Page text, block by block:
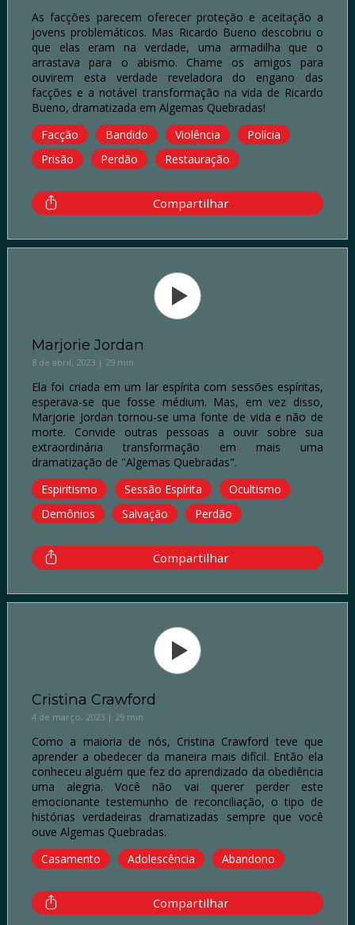
As facções parecem oferecer proteção e aceitação a
jovens problemáticos. Mas Ricardo Bueno descobriu o
que elas eram na verdade, uma armadilha que o
arrastava para o abismo. Chame os amigos para
ouvirem esta verdade reveladora do engano das
facções e a notável transformação na vida de Ricardo
Bueno, dramatizada em Algemas Quebradas!
Facção
Bandido Violência
Polícia
Prisão
Perdão Restauração
Compartilhar
Marjorie Jordan
8 de abril, 2023 | 29 min
Ela foi criada em um lar espírita com sessões espíritas,
esperava-se que fosse médium. Mas, em vez disso,
Marjorie Jordan tornou-se uma fonte de vida e não de
morte. Convide outras pessoas a ouvir sobre sua
extraordinária transformação em mais uma
dramatização de "Algemas Quebradas".
Espiritismo
Sessão Espírita
Ocultismo
Demônios
Salvação Perdão
Compartilhar
Cristina Crawford
4 de março, 2023 | 29 min
Como a maioria de nós, Cristina Crawford teve que
aprender a obedecer da maneira mais difícil. Então ela
conheceu alguém que fez do aprendizado da obediência
uma alegria. Você não vai querer perder este
emocionante testemunho de reconciliação, o tipo de
histórias verdadeiras dramatizadas sempre que você
ouve Algemas Quebradas.
Casamento
Adolescência Abandono
Compartilhar